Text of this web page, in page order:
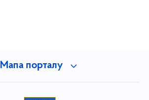
Мапа порталу